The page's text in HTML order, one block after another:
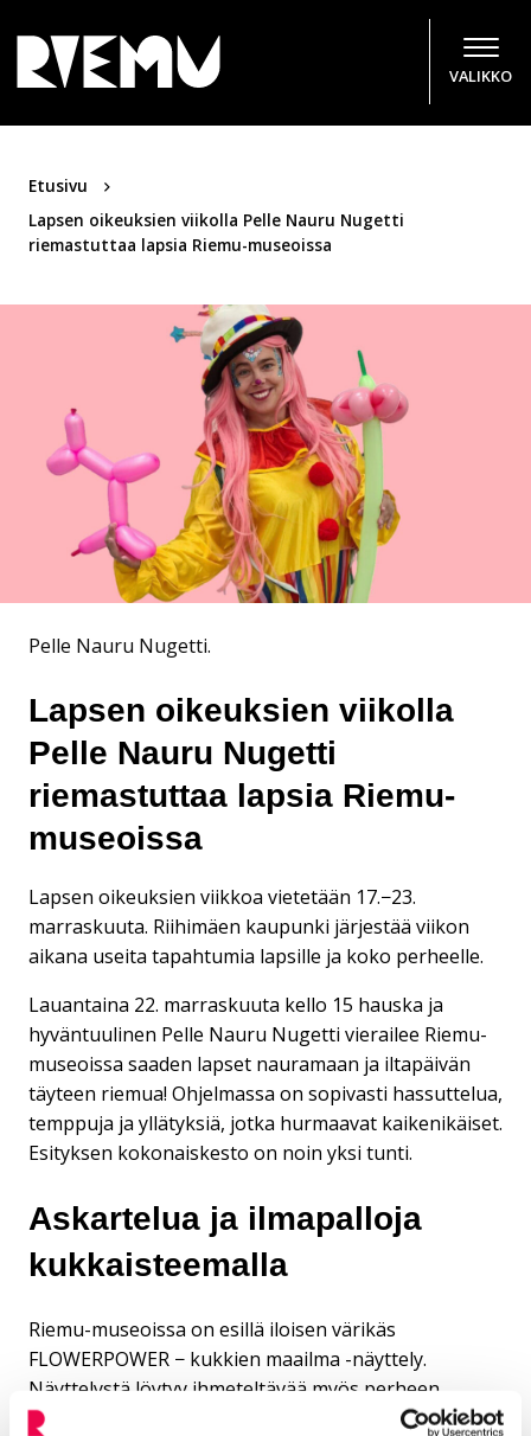
VALIKKO
Etusivu
Lapsen oikeuksien viikolla Pelle Nauru Nugetti
riemastuttaa lapsia Riemu-museoissa
Pelle Nauru Nugetti.
Lapsen oikeuksien viikolla
Pelle Nauru Nugetti
riemastuttaa lapsia Riemu-
museoissa
Lapsen oikeuksien viikkoa vietetään 17.−23.
marraskuuta. Riihimäen kaupunki järjestää viikon
aikana useita tapahtumia lapsille ja koko perheelle.
Lauantaina 22. marraskuuta kello 15 hauska ja
hyväntuulinen Pelle Nauru Nugetti vierailee Riemu-
museoissa saaden lapset nauramaan ja iltapäivän
täyteen riemua! Ohjelmassa on sopivasti hassuttelua,
temppuja ja yllätyksiä, jotka hurmaavat kaikenikäiset.
Esityksen kokonaiskesto on noin yksi tunti.
Askartelua ja ilmapalloja
kukkaisteemalla
Riemu-museoissa on esillä iloisen värikäs
FLOWERPOWER − kukkien maailma -näyttely.
Näyttelystä löytyy ihmeteltävää myös perheen
pienimmille. Riemu-museoiden Työpajatila Holvissa